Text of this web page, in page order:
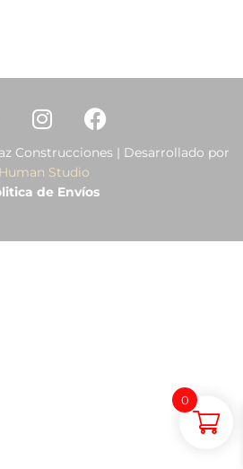
Construcciones | Desarrollado por
Human Studio
de Envíos
0